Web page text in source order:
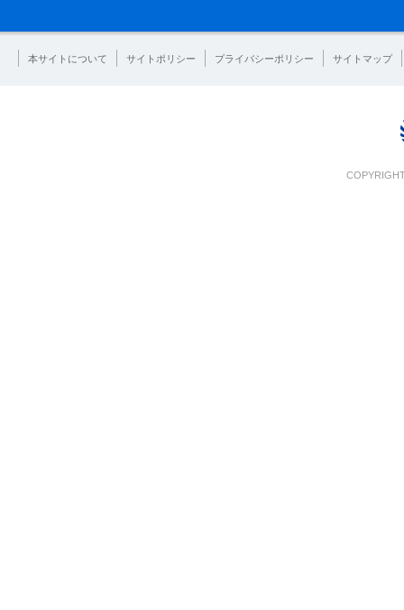
本サイトについて サイトポリシー プライバシーポリシー サイトマップ